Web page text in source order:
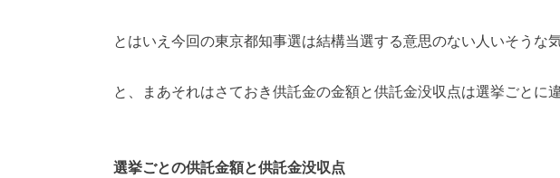
とはいえ今回の東京都知事選は結構当選する意思のない人いそうな
と、まあそれはさておき供託金の金額と供託金没収点は選挙ごとに違
選挙ごとの供託金額と供託金没収点